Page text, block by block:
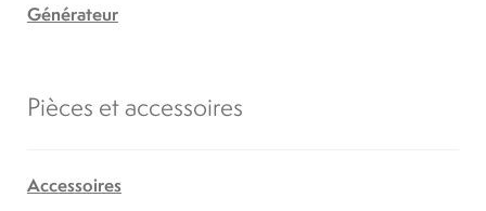
Générateur
Pièces et accessoires
Accessoires